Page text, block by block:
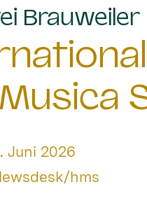
Brauweiler:
Juni 2026
hms